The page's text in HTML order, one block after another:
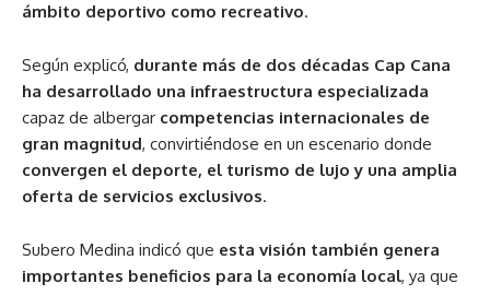
ámbito deportivo como recreativo.
Según explicó, durante más de dos décadas Cap Cana
ha desarrollado una infraestructura especializada
capaz de albergar competencias internacionales de
gran magnitud, convirtiéndose en un escenario donde
convergen el deporte, el turismo de lujo y una amplia
oferta de servicios exclusivos.
Subero Medina indicó que esta visión también genera
importantes beneficios para la economía local, ya que